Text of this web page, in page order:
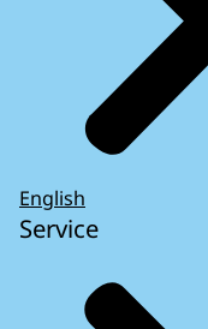
English
Service